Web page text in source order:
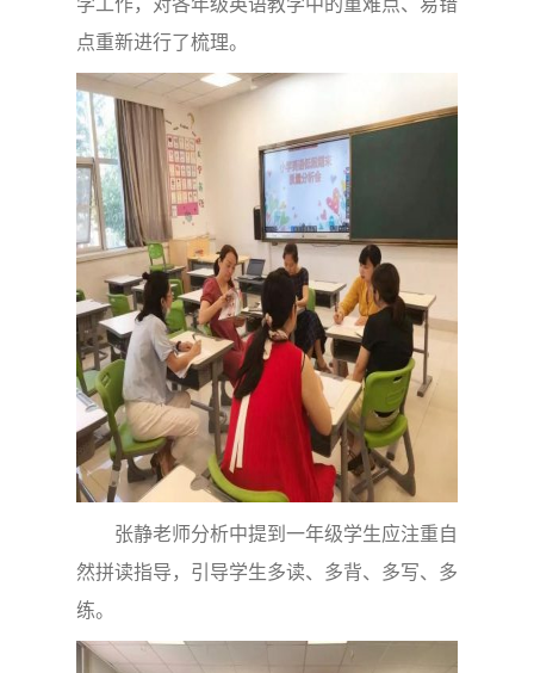
点重新进行了梳理。
张静老师分析中提到一年级学生应注重自
然拼读指导，引导学生多读、多背、多写、多
练。